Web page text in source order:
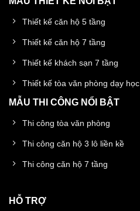
Thiết kế căn hộ 5 tầng
Thiết kế căn hộ 7 tầng
Thiết kế khách sạn 7 tầng
Thiết kế tòa văn phòng dạy học
MẪU THI CÔNG NỔI BẬT
Thi công tòa văn phòng
Thi công căn hộ 3 lô liền kề
Thi công căn hộ 7 tầng
HỖ TRỢ